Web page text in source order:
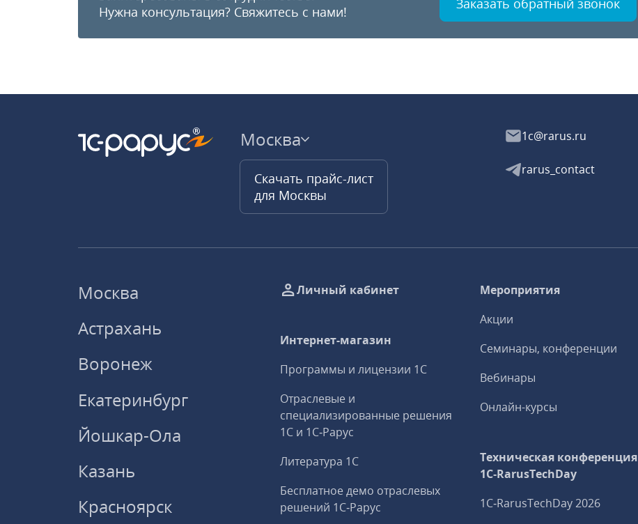
Нужна консультация? Свяжитесь с нами! Заказать обратный звонок
Москва
Скачать прайс-лист
для Москвы
1c@rarus.ru
rarus_contact
Москва
Астрахань
Воронеж
Екатеринбург
Йошкар-Ола
Казань
Красноярск
Личный кабинет
Интернет-магазин
Программы и лицензии 1С
Отраслевые и
специализированные решения
1С и 1С‑Рарус
Литература 1С
Бесплатное демо отраслевых
решений 1С‑Рарус
Мероприятия
Акции
Семинары, конференции
Вебинары
Онлайн-курсы
Техническая конференция
1C‑RarusTechDay
1C‑RarusTechDay 2026